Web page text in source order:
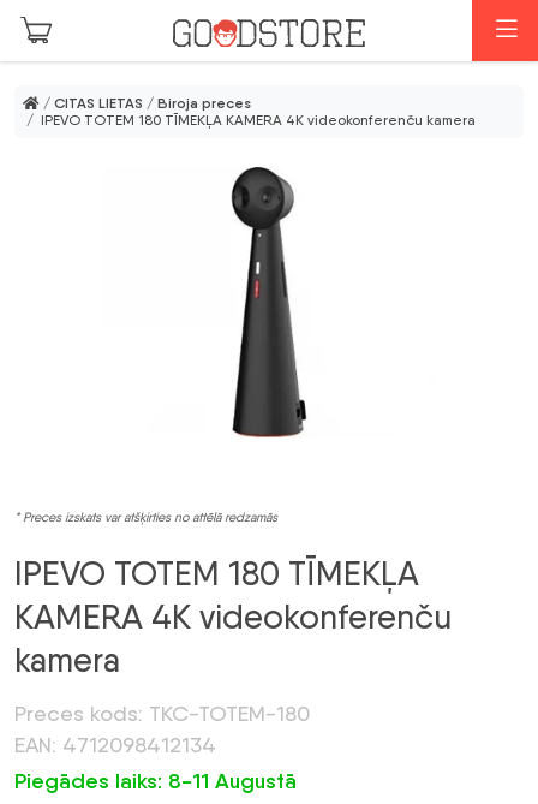
Skip to main content
/ CITAS LIETAS / Biroja preces
/ IPEVO TOTEM 180 TĪMEKĻA KAMERA 4K videokonferenču kamera
* Preces izskats var atšķirties no attēlā redzamās
IPEVO TOTEM 180 TĪMEKĻA
KAMERA 4K videokonferenču
kamera
Preces kods: TKC-TOTEM-180
EAN: 4712098412134
Piegādes laiks: 8-11 Augustā